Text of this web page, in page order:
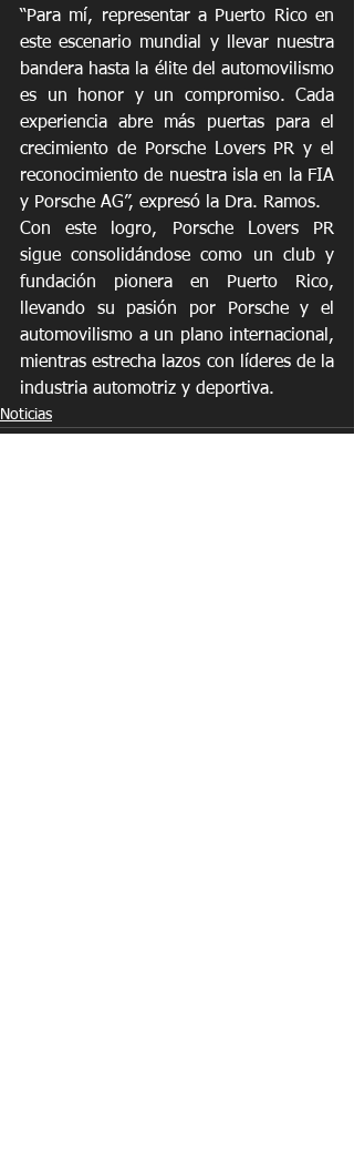
“Para mí, representar a Puerto Rico en
este escenario mundial y llevar nuestra
bandera hasta la élite del automovilismo
es un honor y un compromiso. Cada
experiencia abre más puertas para el
crecimiento de Porsche Lovers PR y el
reconocimiento de nuestra isla en la FIA
y Porsche AG”, expresó la Dra. Ramos.
Con este logro, Porsche Lovers PR
sigue consolidándose como un club y
fundación pionera en Puerto Rico,
llevando su pasión por Porsche y el
automovilismo a un plano internacional,
mientras estrecha lazos con líderes de la
industria automotriz y deportiva.
Noticias